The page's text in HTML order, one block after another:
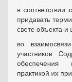
в
придавать
свете объекта и
во
участников
обеспечения
практикой их